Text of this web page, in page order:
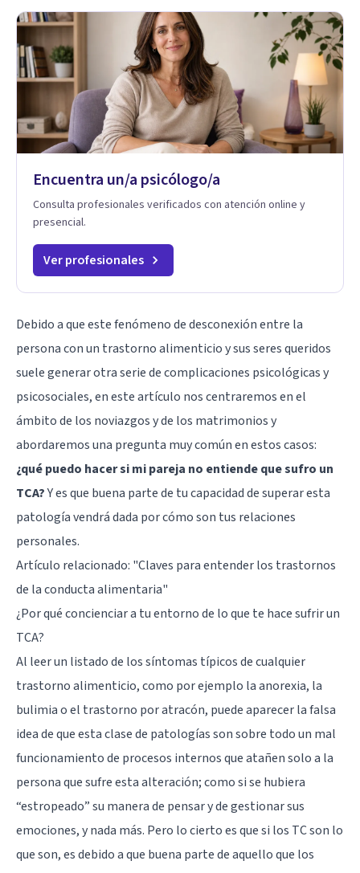
Encuentra un/a psicólogo/a
Consulta profesionales verificados con atención online y
presencial.
Ver profesionales
Debido a que este fenómeno de desconexión entre la
persona con un trastorno alimenticio y sus seres queridos
suele generar otra serie de complicaciones psicológicas y
psicosociales, en este artículo nos centraremos en el
ámbito de los noviazgos y de los matrimonios y
abordaremos una pregunta muy común en estos casos:
¿qué puedo hacer si mi pareja no entiende que sufro un
TCA?Y es que buena parte de tu capacidad de superar esta
patología vendrá dada por cómo son tus relaciones
personales.
Artículo relacionado: "Claves para entender los trastornos
de la conducta alimentaria"
¿Por qué concienciar a tu entorno de lo que te hace sufrir un
TCA?
Al leer un listado de los síntomas típicos de cualquier
trastorno alimenticio, como por ejemplo la anorexia, la
bulimia o el trastorno por atracón, puede aparecer la falsa
idea de que esta clase de patologías son sobre todo un mal
funcionamiento de procesos internos que atañen solo a la
persona que sufre esta alteración; como si se hubiera
“estropeado” su manera de pensar y de gestionar sus
emociones, y nada más. Pero lo cierto es que si los TC son lo
que son, es debido a que buena parte de aquello que los